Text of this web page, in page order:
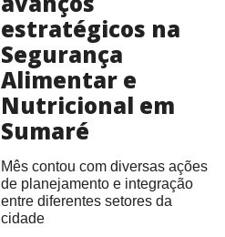
estratégicos na
Segurança
Alimentar e
Nutricional em
Sumaré
Mês contou com diversas ações
de planejamento e integração
entre diferentes setores da
cidade